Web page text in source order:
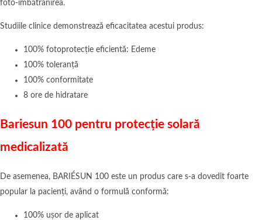
foto-îmbătrânirea.
Studiile clinice demonstrează eficacitatea acestui produs:
100% fotoprotecție eficientă: Edeme
100% toleranță
100% conformitate
8 ore de hidratare
Bariesun 100 pentru protecție solară
medicalizată
De asemenea, BARIÉSUN 100 este un produs care s-a dovedit foarte
popular la pacienți, având o formulă conformă:
100% ușor de aplicat